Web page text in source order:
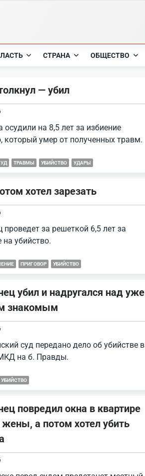
СТРАНА ОБЩЕСТВО
— убил
на 8,5 лет за избиение
который умер от полученных травм.
ТРАВМЫ УБИЙСТВО УДАРЫ
хотел зарезать
проведет за решеткой 6,5 лет за
на убийство.
ПРИГОВОР УБИЙСТВО
убил и надругался над уже
знакомым
суд передано дело об убийстве в
на б. Правды.
УБИЙСТВО
повредил окна в квартире
а потом хотел убить